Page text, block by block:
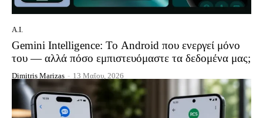
A.I.
Gemini Intelligence: Το Android που ενεργεί μόνο
του — αλλά πόσο εμπιστευόμαστε τα δεδομένα μας;
Dimitris Marizas - 13 Μαΐου, 2026